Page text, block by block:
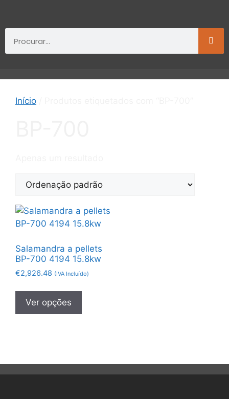
Início
Salamandra a pellets
BP-700 4194 15.8kw
€2,926.48 (IVA Incluído)
Ver opções